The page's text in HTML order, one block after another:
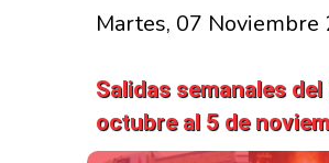
Martes, 07 Noviembre
Salidas semanales del
octubre al 5 de